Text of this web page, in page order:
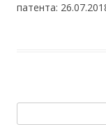
патента: